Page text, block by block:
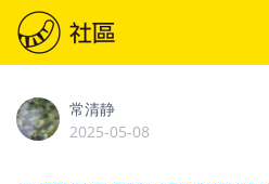
常清静
2025-05-08